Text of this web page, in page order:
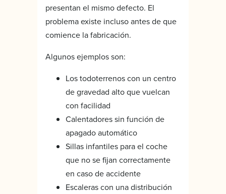
presentan el mismo defecto. El
problema existe incluso antes de que
comience la fabricación.
Algunos ejemplos son:
Los todoterrenos con un centro
de gravedad alto que vuelcan
con facilidad
Calentadores sin función de
apagado automático
Sillas infantiles para el coche
que no se fijan correctamente
en caso de accidente
Escaleras con una distribución